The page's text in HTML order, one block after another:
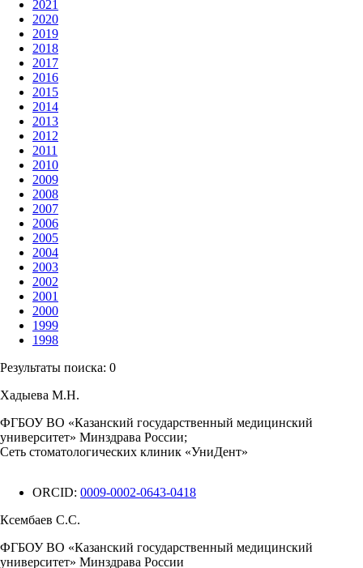
2021
2020
2019
2018
2017
2016
2015
2014
2013
2012
2011
2010
2009
2008
2007
2006
2005
2004
2003
2002
2001
2000
1999
1998
Результаты поиска: 0
Хадыева М.Н.
ФГБОУ ВО «Казанский государственный медицинский
университет» Минздрава России;
Сеть стоматологических клиник «УниДент»
ORCID: 0009-0002-0643-0418
Ксембаев С.С.
ФГБОУ ВО «Казанский государственный медицинский
университет» Минздрава России